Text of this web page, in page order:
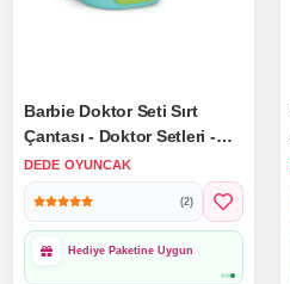
Barbie Doktor Seti Sırt
Çantası - Doktor Setleri -
Doktor Oyuncak Seti
DEDE OYUNCAK
(2)
Hediye Paketine Uygun